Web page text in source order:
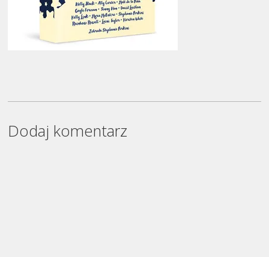
Dodaj komentarz